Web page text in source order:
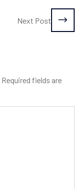
Next Post
Required fields are